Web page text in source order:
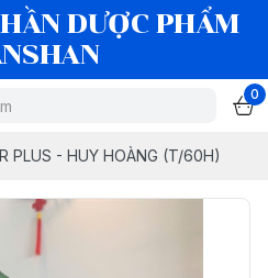
DƯỢC PHẨM
0
PLUS - HUY HOÀNG (T/60H)